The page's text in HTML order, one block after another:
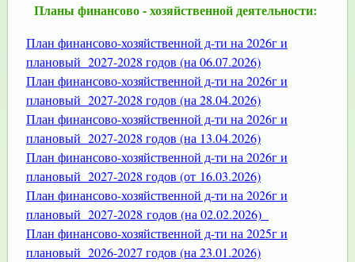
Планы финансово - хозяйственной деятельности:
План финансово-хозяйственной д-ти на 2026г и
плановый 2027-2028 годов (на 06.07.2026)
План финансово-хозяйственной д-ти на 2026г и
плановый 2027-2028 годов (на 28.04.2026)
План финансово-хозяйственной д-ти на 2026г и
плановый 2027-2028 годов (на 13.04.2026)
План финансово-хозяйственной д-ти на 2026г и
плановый 2027-2028 годов (от 16.03.2026)
План финансово-хозяйственной д-ти на 2026г и
плановый 2027-2028 годов (на 02.02.2026)
План финансово-хозяйственной д-ти на 2025г и
плановый 2026-2027 годов (на 23.01.2026)